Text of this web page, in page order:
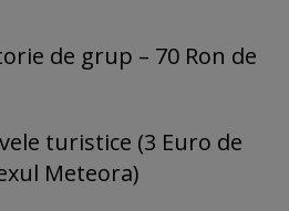
de grup – 70 Ron de
turistice (3 Euro de
Meteora)